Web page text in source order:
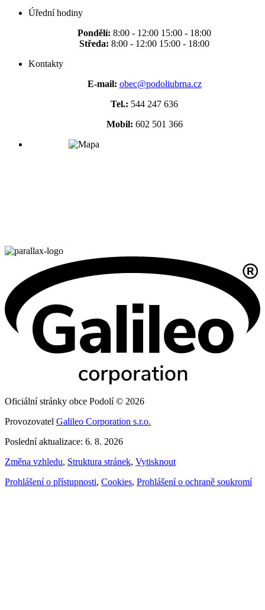
Úřední hodiny
Pondělí: 8:00 - 12:00 15:00 - 18:00
Středa: 8:00 - 12:00 15:00 - 18:00
Kontakty
E-mail: obec@podoliubrna.cz
Tel.: 544 247 636
Mobil: 602 501 366
Oficiální stránky obce Podolí © 2026
Provozovatel Galileo Corporation s.r.o.
Poslední aktualizace: 6. 8. 2026
Změna vzhledu, Struktura stránek, Vytisknout
Prohlášení o přístupnosti, Cookies, Prohlášení o ochraně soukromí